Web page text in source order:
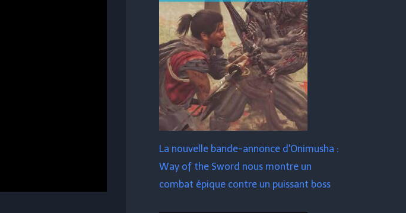
La nouvelle bande-annonce d'Onimusha :
Way of the Sword nous montre un
combat épique contre un puissant boss